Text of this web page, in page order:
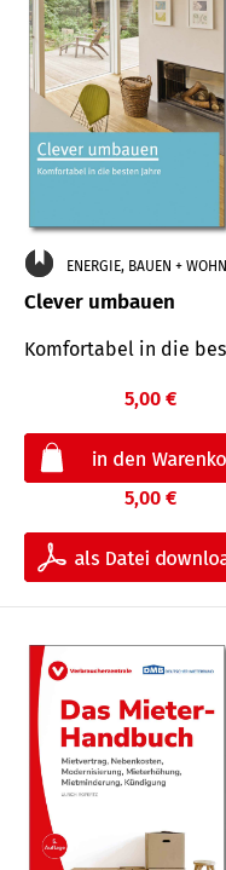
ENERGIE, BAUEN +
Clever umbauen
Komfortabel in die
5,00 €
5,00 €